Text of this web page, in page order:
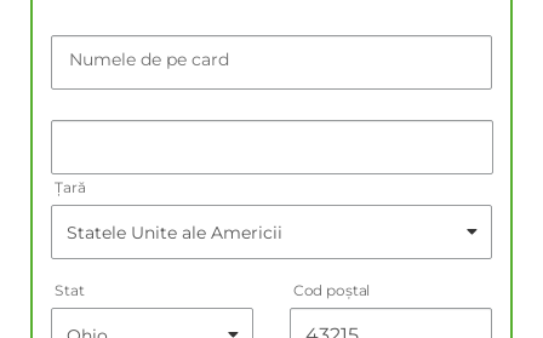
Numele de pe card
Țară
Stat Cod poştal